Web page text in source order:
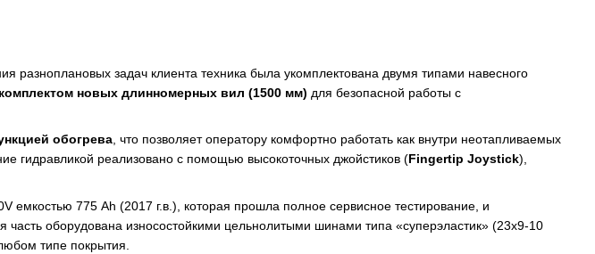
разноплановых задач клиента техника была укомплектована двумя типами навесного
комплектом новых длинномерных вил (1500 мм) для безопасной работы с
обогрева , что позволяет оператору комфортно работать как внутри неотапливаемых
гидравликой реализовано с помощью высокоточных джойстиков (Fingertip Joystick),
775 Ah (2017 г.в.), которая прошла полное сервисное тестирование, и
оборудована износостойкими цельнолитыми шинами типа «суперэластик» (23x9-10
типе покрытия.